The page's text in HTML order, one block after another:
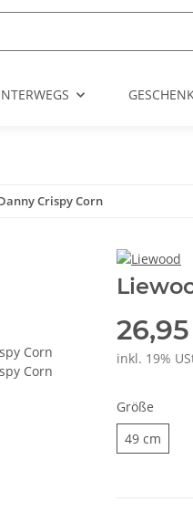
Crispy Corn
inkl. 19%
Größe
49 cm